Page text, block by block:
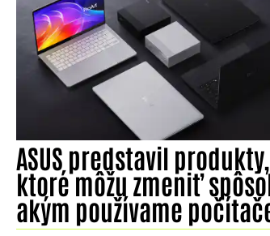
ASUS predstavil produkty,
ktoré môžu zmeniť
akým používame